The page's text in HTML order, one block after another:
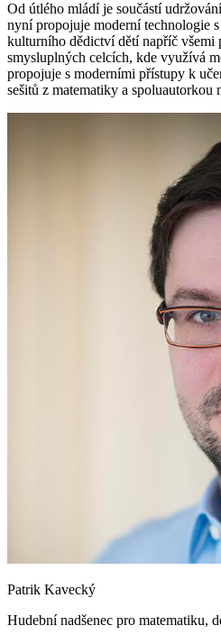
Od útlého mládí je součástí
nyní propojuje moderní technologie
kulturního dědictví dětí napříč všemi
smysluplných celcích, kde využívá
propojuje s moderními přístupy k
sešitů z matematiky a spoluautorkou
Patrik Kavecký
Hudební nadšenec pro matematiku,